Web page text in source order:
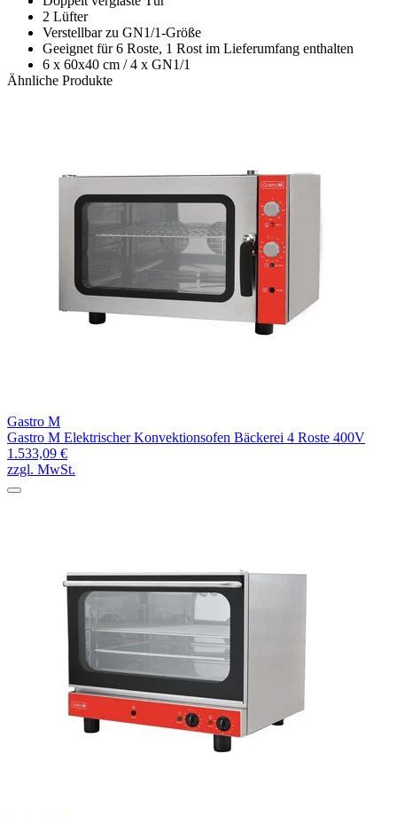
2 Lüfter
Verstellbar zu GN1/1-Größe
Geeignet für 6 Roste, 1 Rost im Lieferumfang enthalten
6 x 60x40 cm / 4 x GN1/1
Ähnliche Produkte
Gastro M
Gastro M Elektrischer Konvektionsofen Bäckerei 4 Roste 400V
1.533,09 €
zzgl. MwSt.